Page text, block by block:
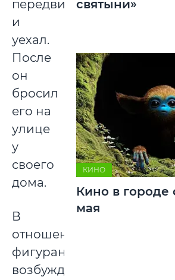
передвижения
и
уехал.
После
он
бросил
его на
улице
у
своего
дома.
В
отношении
фигуранта
возбуждено
святыни»
КИНО
Кино в городе
мая